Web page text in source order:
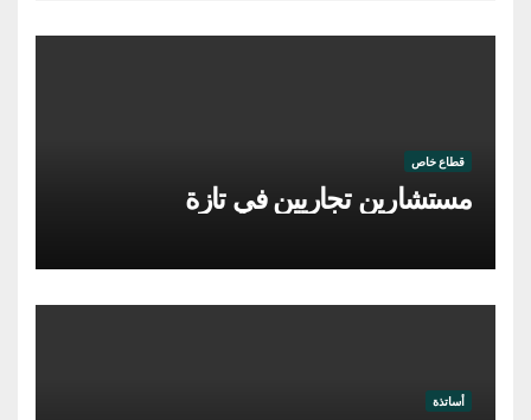
قطاع خاص
مستشارين تجاريين في تازة
أساتذة